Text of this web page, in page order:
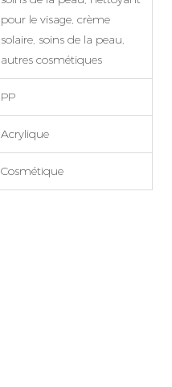
pour le visage, crème
solaire, soins de la peau,
autres cosmétiques
PP
Acrylique
Cosmétique